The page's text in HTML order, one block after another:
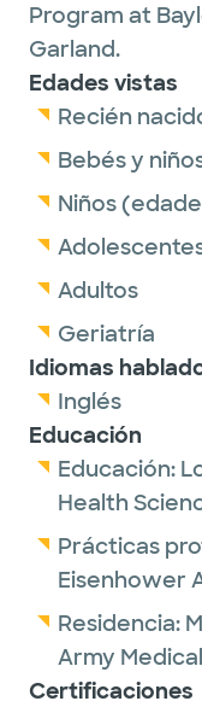
Program at
Garland.
Edades vistas
Recién
Bebés y
Niños
Adultos
Geriatría
Idiomas
Inglés
Educación
Educación:
Health
Prácticas
Eisenhower
Residencia:
Army
Certificaciones